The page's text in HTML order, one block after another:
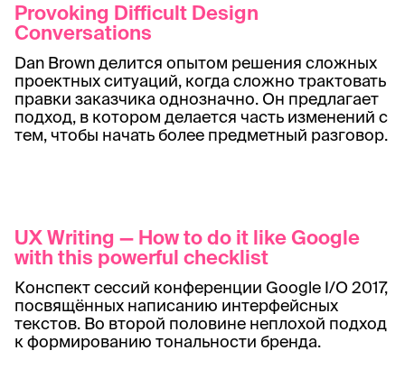
Provoking Difficult Design
Conversations
Dan Brown делится опытом решения сложных
проектных ситуаций, когда сложно трактовать
правки заказчика однозначно. Он предлагает
подход, в котором делается часть изменений с
тем, чтобы начать более предметный разговор.
UX Writing — How to do it like Google
with this powerful checklist
Конспект сессий конференции Google I/O 2017,
посвящённых написанию интерфейсных
текстов. Во второй половине неплохой подход
к формированию тональности бренда.